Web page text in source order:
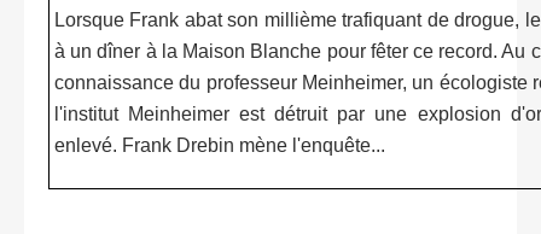
Lorsque Frank abat son millième trafiquant de drogue,
à un dîner à la Maison Blanche pour fêter ce record. Au
connaissance du professeur Meinheimer, un écologiste
l'institut Meinheimer est détruit par une explosion
enlevé. Frank Drebin mène l'enquête...